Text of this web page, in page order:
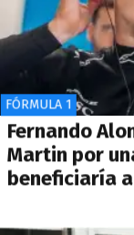
FÓRMULA 1
Fernando
Martin por
beneficiaría